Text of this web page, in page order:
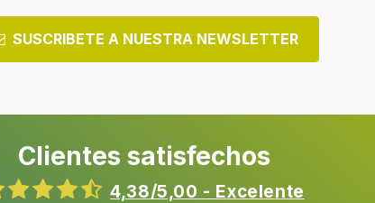
SUSCRIBETE A NUESTRA NEWSLETTER
Clientes satisfechos
4,38/5,00 - Excelente